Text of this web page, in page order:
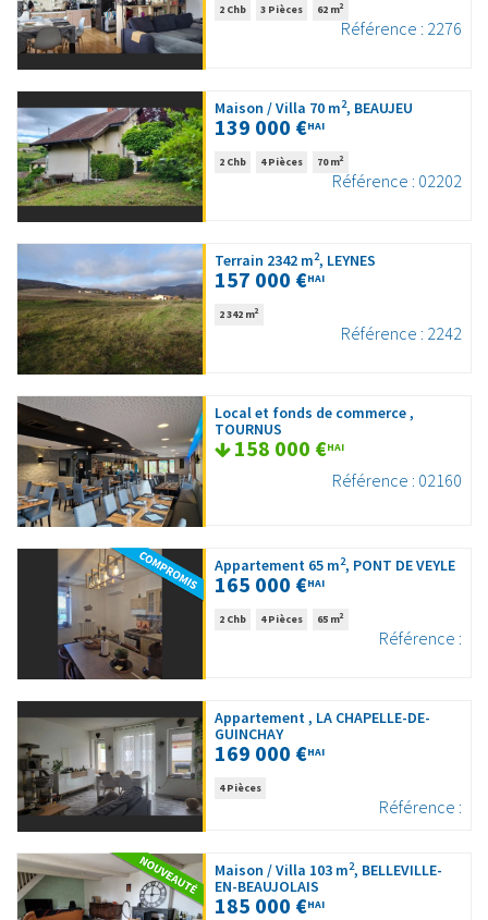
2 Chb 3 Pièces 62 m2
Référence : 2276
Maison / Villa 70 m2, BEAUJEU
139 000 €HAI
2 Chb 4 Pièces 70 m2
Référence : 02202
Terrain 2342 m2, LEYNES
157 000 €HAI
2 342 m2
Référence : 2242
Local et fonds de commerce ,
TOURNUS
158 000 €HAI
Référence : 02160
Appartement 65 m2, PONT DE VEYLE
165 000 €HAI
2 Chb 4 Pièces 65 m2
Référence :
Appartement , LA CHAPELLE-DE-
GUINCHAY
169 000 €HAI
4 Pièces
Référence :
Maison / Villa 103 m2, BELLEVILLE-
EN-BEAUJOLAIS
185 000 €HAI